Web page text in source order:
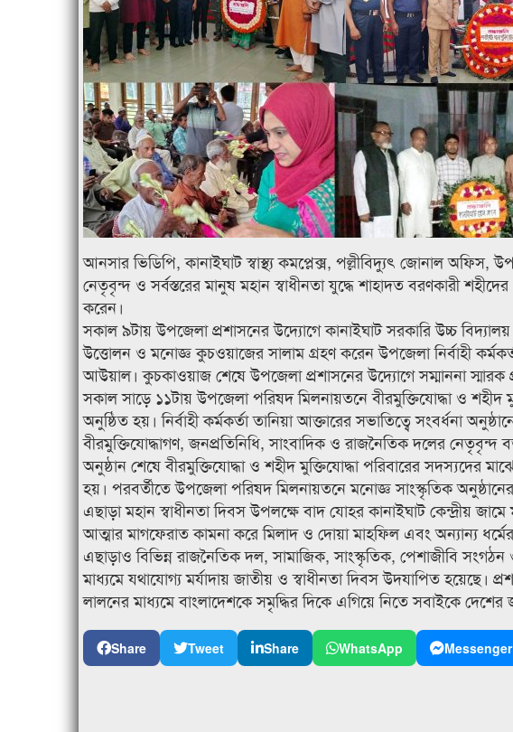
আনসার ভিডিপি, কানাইঘাট স্বাস্থ্য কমপ্লেক্স, পল্লীবিদ্যুৎ জোনাল অফিস,
নেতৃবৃন্দ ও সর্বস্তরের মানুষ মহান স্বাধীনতা যুদ্ধে শাহাদত বরণকারী
করেন।
সকাল ৯টায় উপজেলা প্রশাসনের উদ্যোগে কানাইঘাট সরকারি উচ্চ
উত্তোলন ও মনোজ্ঞ কুচওয়াজের সালাম গ্রহণ করেন উপজেলা নির্বাহী
আউয়াল। কুচকাওয়াজ শেষে উপজেলা প্রশাসনের উদ্যোগে সম্মাননা স্মারক
সকাল সাড়ে ১১টায় উপজেলা পরিষদ মিলনায়তনে বীরমুক্তিযোদ্ধা ও শহীদ
অনুষ্ঠিত হয়। নির্বাহী কর্মকর্তা তানিয়া আক্তারের সভাতিত্বে সংবর্ধনা
বীরমুক্তিযোদ্ধাগণ, জনপ্রতিনিধি, সাংবাদিক ও রাজনৈতিক দলের নেতৃবৃন্দ
অনুষ্ঠান শেষে বীরমুক্তিযোদ্ধা ও শহীদ মুক্তিযোদ্ধা পরিবারের সদস্যদের
হয়। পরবর্তীতে উপজেলা পরিষদ মিলনায়তনে মনোজ্ঞ সাংস্কৃতিক
এছাড়া মহান স্বাধীনতা দিবস উপলক্ষে বাদ যোহর কানাইঘাট কেন্দ্রীয়
আত্মার মাগফেরাত কামনা করে মিলাদ ও দোয়া মাহফিল এবং অন্যান্য
এছাড়াও বিভিন্ন রাজনৈতিক দল, সামাজিক, সাংস্কৃতিক, পেশাজীবি সংগঠন
মাধ্যমে যথাযোগ্য মর্যাদায় জাতীয় ও স্বাধীনতা দিবস উদযাপিত হয়েছে।
লালনের মাধ্যমে বাংলাদেশকে সমৃদ্ধির দিকে এগিয়ে নিতে সবাইকে
Share Tweet Share WhatsApp Messenger